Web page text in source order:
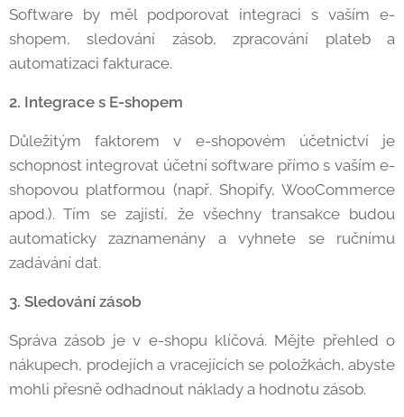
Software by měl podporovat integraci s vaším e-
shopem, sledování zásob, zpracování plateb a
automatizaci fakturace.
2. Integrace s E-shopem
Důležitým faktorem v e-shopovém účetnictví je
schopnost integrovat účetní software přímo s vaším e-
shopovou platformou (např. Shopify, WooCommerce
apod.). Tím se zajistí, že všechny transakce budou
automaticky zaznamenány a vyhnete se ručnímu
zadávání dat.
3. Sledování zásob
Správa zásob je v e-shopu klíčová. Mějte přehled o
nákupech, prodejích a vracejících se položkách, abyste
mohli přesně odhadnout náklady a hodnotu zásob.